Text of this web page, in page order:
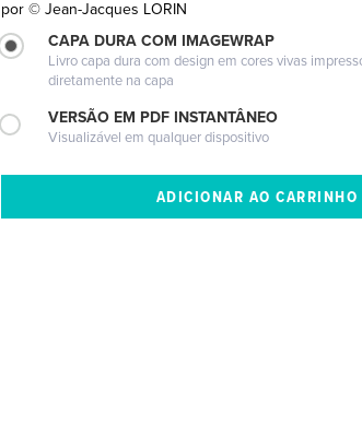
por © Jean-Jacques LORIN
CAPA DURA COM IMAGEWRAP
Livro capa dura com design em cores vivas
diretamente na capa
VERSÃO EM PDF INSTANTÂNEO
Visualizável em qualquer dispositivo